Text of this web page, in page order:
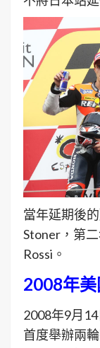
當年延期後
Stoner，第
Rossi。
2008年
2008年9月
首度舉辦兩